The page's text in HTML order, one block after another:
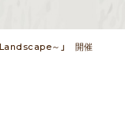
～」 開催